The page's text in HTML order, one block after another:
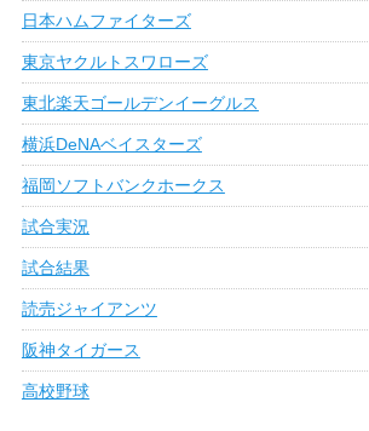
日本ハムファイターズ
東京ヤクルトスワローズ
東北楽天ゴールデンイーグルス
横浜DeNAベイスターズ
福岡ソフトバンクホークス
試合実況
試合結果
読売ジャイアンツ
阪神タイガース
高校野球